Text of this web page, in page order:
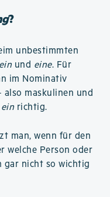
?
unbestimmten
ein und eine. Für
im Nominativ
also maskulinen und
ein richtig.
man, wenn für den
welche Person oder
gar nicht so wichtig